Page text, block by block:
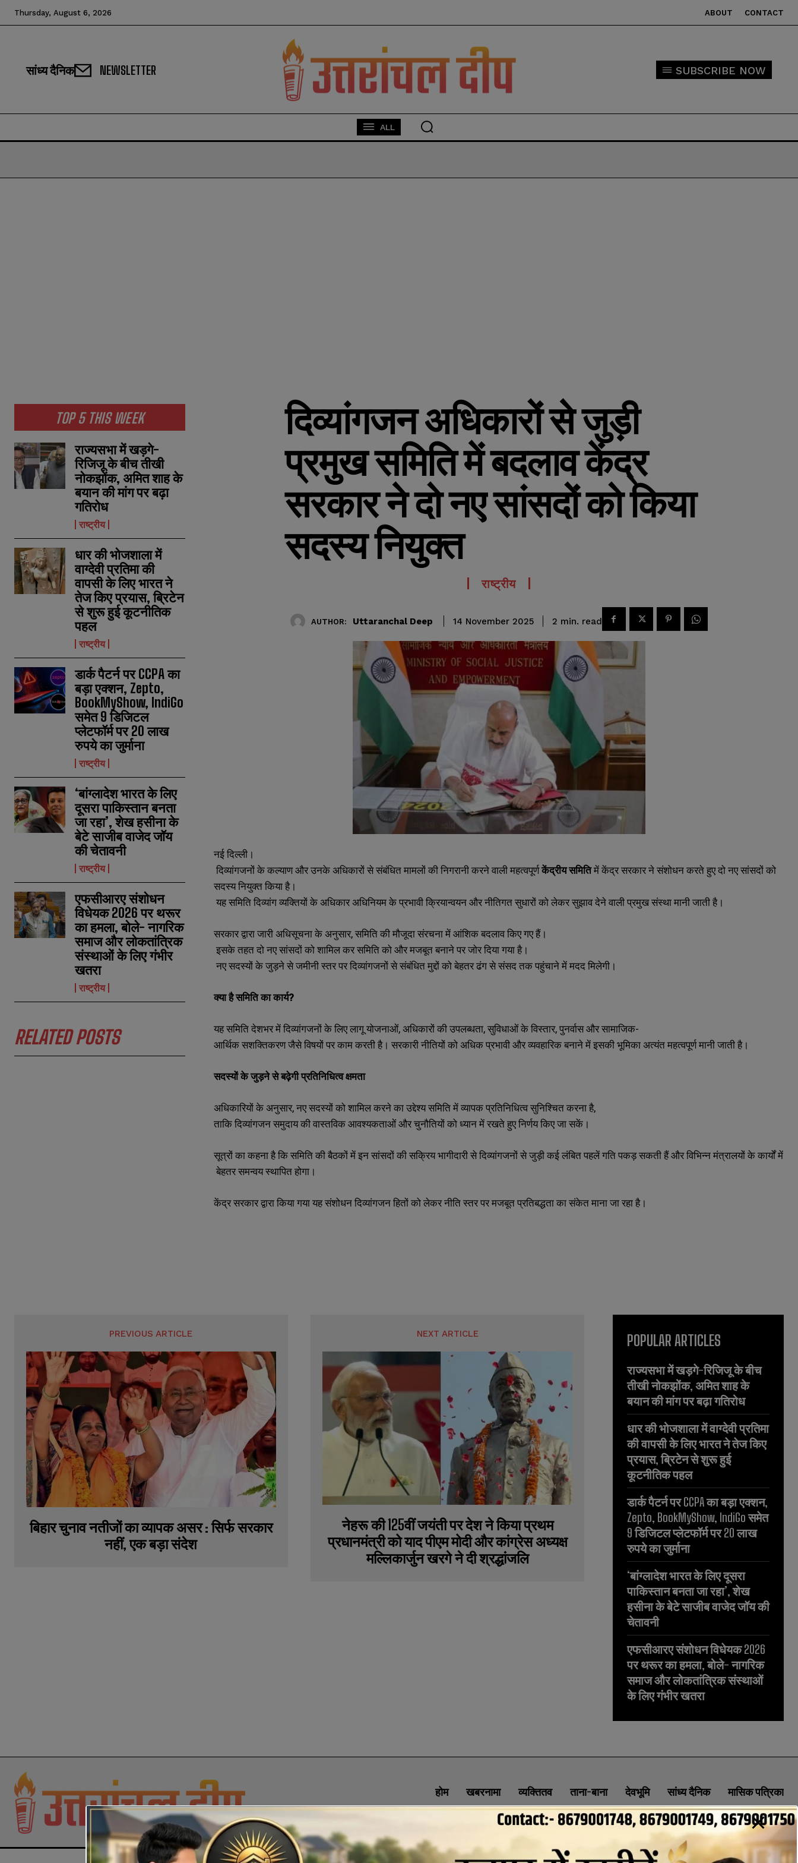
a
*
E
i
*
N
u
m
e
r
a
*
E
i
*
N
u
m
e
r
Thursday, August 6, 2026 ABOUT CONTACT
सांध्य दैनिक NEWSLETTER SUBSCRIBE NOW
ALL
TOP 5 THIS WEEK
राज्यसभा में खड़गे-
रिजिजू के बीच तीखी
नोकझोंक, अमित शाह के
बयान की मांग पर बढ़ा
गतिरोध
राष्ट्रीय
धार की भोजशाला में
वाग्देवी प्रतिमा की
वापसी के लिए भारत ने
तेज किए प्रयास, ब्रिटेन
से शुरू हुई कूटनीतिक
पहल
राष्ट्रीय
डार्क पैटर्न पर CCPA का
बड़ा एक्शन, Zepto,
BookMyShow, IndiGo
समेत 9 डिजिटल
प्लेटफॉर्म पर 20 लाख
रुपये का जुर्माना
राष्ट्रीय
‘बांग्लादेश भारत के लिए
दूसरा पाकिस्तान बनता
जा रहा’, शेख हसीना के
बेटे साजीब वाजेद जॉय
की चेतावनी
राष्ट्रीय
एफसीआरए संशोधन
विधेयक 2026 पर थरूर
का हमला, बोले- नागरिक
समाज और लोकतांत्रिक
संस्थाओं के लिए गंभीर
खतरा
राष्ट्रीय
RELATED POSTS
दिव्यांगजन अधिकारों से जुड़ी
प्रमुख समिति में बदलाव केंद्र
सरकार ने दो नए सांसदों को किया
सदस्य नियुक्त
राष्ट्रीय
AUTHOR: Uttaranchal Deep 14 November 2025 2 min. read
नई दिल्ली।
दिव्यांगजनों के कल्याण और उनके अधिकारों से संबंधित मामलों की निगरानी करने वाली महत्वपूर्णकेंद्रीयसमितिमें केंद्र सरकार ने संशोधन करते हुए दो नए सांसदों को
सदस्य नियुक्त किया है।
यह समिति दिव्यांग व्यक्तियों के अधिकार अधिनियम के प्रभावी क्रियान्वयन और नीतिगत सुधारों को लेकर सुझाव देने वाली प्रमुख संस्था मानी जाती है।
सरकार द्वारा जारी अधिसूचना के अनुसार, समिति की मौजूदा संरचना में आंशिक बदलाव किए गए हैं।
इसके तहत दो नए सांसदों को शामिल कर समिति को और मजबूत बनाने पर जोर दिया गया है।
नए सदस्यों के जुड़ने से जमीनी स्तर पर दिव्यांगजनों से संबंधित मुद्दों को बेहतर ढंग से संसद तक पहुंचाने में मदद मिलेगी।
क्याहैसमितिकाकार्य?
यह समिति देशभर में दिव्यांगजनों के लिए लागू योजनाओं, अधिकारों की उपलब्धता, सुविधाओं के विस्तार, पुनर्वास और सामाजिक-
आर्थिक सशक्तिकरण जैसे विषयों पर काम करती है। सरकारी नीतियों को अधिक प्रभावी और व्यवहारिक बनाने में इसकी भूमिका अत्यंत महत्वपूर्ण मानी जाती है।
सदस्योंकेजुड़नेसेबढ़ेगीप्रतिनिधित्वक्षमता
अधिकारियों के अनुसार, नए सदस्यों को शामिल करने का उद्देश्य समिति में व्यापक प्रतिनिधित्व सुनिश्चित करना है,
ताकि दिव्यांगजन समुदाय की वास्तविक आवश्यकताओं और चुनौतियों को ध्यान में रखते हुए निर्णय किए जा सकें।
सूत्रों का कहना है कि समिति की बैठकों में इन सांसदों की सक्रिय भागीदारी से दिव्यांगजनों से जुड़ी कई लंबित पहलें गति पकड़ सकती हैं और विभिन्न मंत्रालयों के कार्यों में
बेहतर समन्वय स्थापित होगा।
केंद्र सरकार द्वारा किया गया यह संशोधन दिव्यांगजन हितों को लेकर नीति स्तर पर मजबूत प्रतिबद्धता का संकेत माना जा रहा है।
PREVIOUS ARTICLE
बिहार चुनाव नतीजों का व्यापक असर : सिर्फ सरकार
नहीं, एक बड़ा संदेश
NEXT ARTICLE
नेहरू की 125वीं जयंती पर देश ने किया प्रथम
प्रधानमंत्री को याद पीएम मोदी और कांग्रेस अध्यक्ष
मल्लिकार्जुन खरगे ने दी श्रद्धांजलि
POPULAR ARTICLES
राज्यसभा में खड़गे-रिजिजू के बीच
तीखी नोकझोंक, अमित शाह के
बयान की मांग पर बढ़ा गतिरोध
धार की भोजशाला में वाग्देवी प्रतिमा
की वापसी के लिए भारत ने तेज किए
प्रयास, ब्रिटेन से शुरू हुई
कूटनीतिक पहल
डार्क पैटर्न पर CCPA का बड़ा एक्शन,
Zepto, BookMyShow, IndiGo समेत
9 डिजिटल प्लेटफॉर्म पर 20 लाख
रुपये का जुर्माना
‘बांग्लादेश भारत के लिए दूसरा
पाकिस्तान बनता जा रहा’, शेख
हसीना के बेटे साजीब वाजेद जॉय की
चेतावनी
एफसीआरए संशोधन विधेयक 2026
पर थरूर का हमला, बोले- नागरिक
समाज और लोकतांत्रिक संस्थाओं
के लिए गंभीर खतरा
होम खबरनामा व्यक्तितव ताना-बाना देवभूमि सांध्य दैनिक मासिक पत्रिका
ABOUT CONTACT PRIVACY POLICY NEWSLETTER